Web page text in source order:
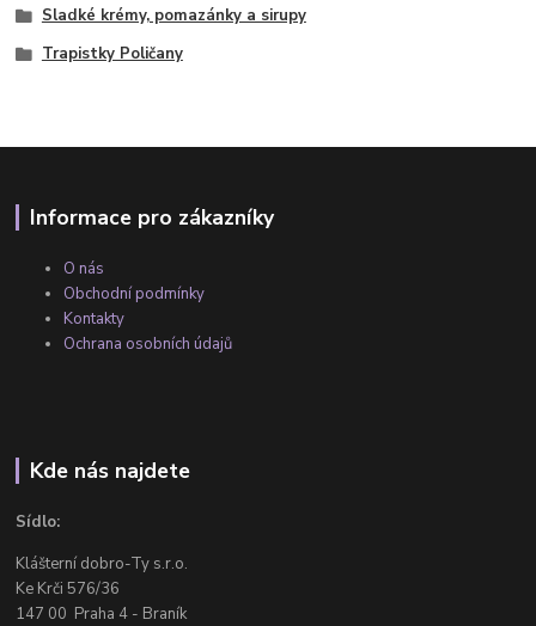
Sladké krémy, pomazánky a sirupy
Trapistky Poličany
Informace pro zákazníky
O nás
Obchodní podmínky
Kontakty
Ochrana osobních údajů
Kde nás najdete
Sídlo:
Klášterní dobro-Ty s.r.o.
Ke Krči 576/36
147 00 Praha 4 - Braník